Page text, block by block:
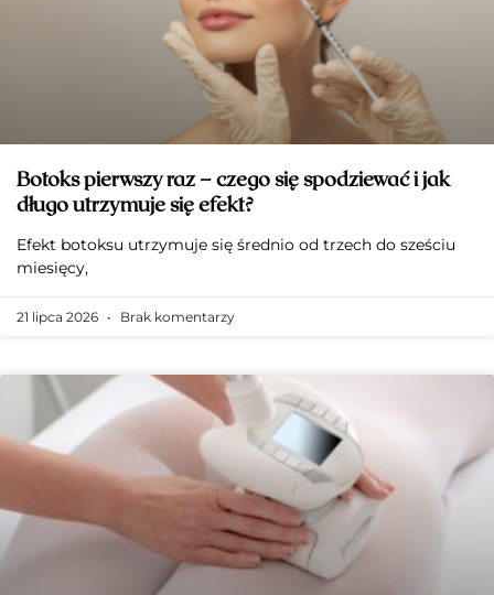
Botoks pierwszy raz – czego się spodziewać i jak
długo utrzymuje się efekt?
Efekt botoksu utrzymuje się średnio od trzech do sześciu
miesięcy,
21 lipca 2026 Brak komentarzy